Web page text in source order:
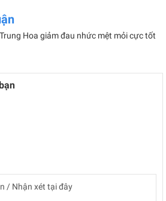
Hoa giảm đau nhức mệt mỏi cực tốt